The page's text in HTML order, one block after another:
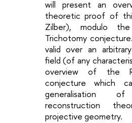
will present an
theoretic proof of
Zilber), modulo
Trichotomy
valid over an
field (of any
overview of the
conjecture which
generalisation
reconstruction
projective geometry.